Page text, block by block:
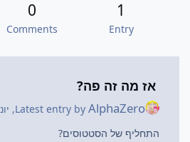
1
Entry
0
Comments
אז מה זה פה?
Latest entry byAlphaZero
,
התחליף של הסטטוסים?